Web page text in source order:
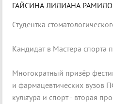
ГАЙСИНА ЛИЛИАНА
Студентка
Кандидат в Мастера спорта
Многократный призёр
и фармацевтических вузов
культура и спорт - вторая